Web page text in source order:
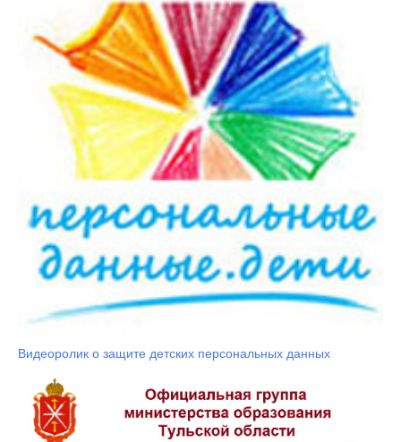
Видеоролик о защите детских персональных данных